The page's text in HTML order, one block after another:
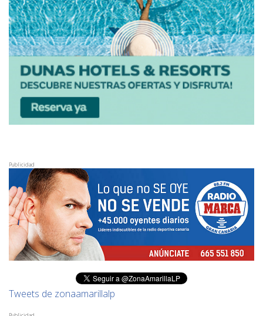
Publicidad
Tweets de zonaamarillalp